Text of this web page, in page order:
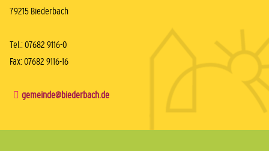
79215 Biederbach
Tel.: 07682 9116-0
Fax: 07682 9116-16
gemeinde@biederbach.de